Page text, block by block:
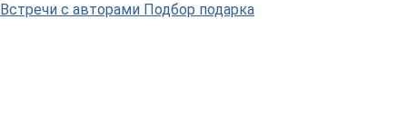
Встречи с авторами Подбор подарка